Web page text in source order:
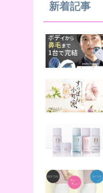
新着記事